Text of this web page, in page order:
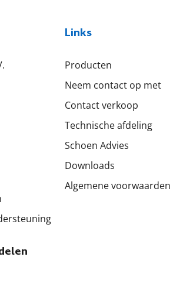
Links
Producten
Neem contact op met
Contact verkoop
Technische afdeling
Schoen Advies
Downloads
Algemene voorwaarden